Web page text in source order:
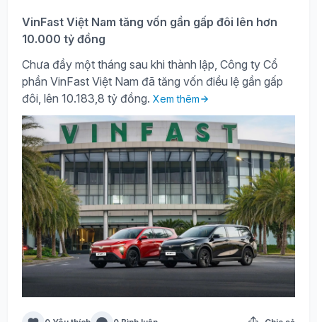
VinFast Việt Nam tăng vốn gần gấp đôi lên hơn
10.000 tỷ đồng
Chưa đầy một tháng sau khi thành lập, Công ty Cổ
phần VinFast Việt Nam đã tăng vốn điều lệ gần gấp
đôi, lên 10.183,8 tỷ đồng. Xem thêm